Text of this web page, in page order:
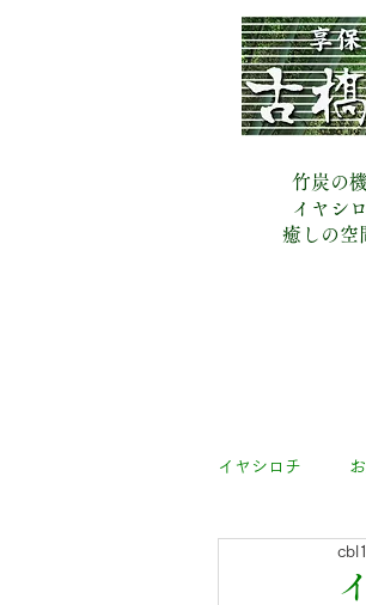
古
竹炭の
イヤシ
癒しの空
イヤシロチ
青竹入荷の